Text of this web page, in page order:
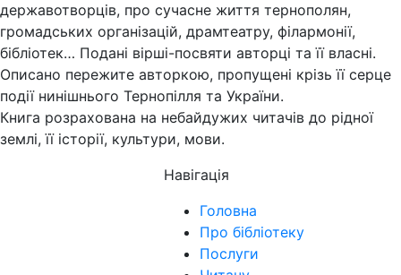
державотворців, про сучасне життя тернополян,
громадських організацій, драмтеатру, філармонії,
бібліотек… Подані вірші-посвяти авторці та її власні.
Описано пережите авторкою, пропущені крізь її серце
події нинішнього Тернопілля та України.
Книга розрахована на небайдужих читачів до рідної
землі, її історії, культури, мови.
Навігація
Головна
Про бібліотеку
Послуги